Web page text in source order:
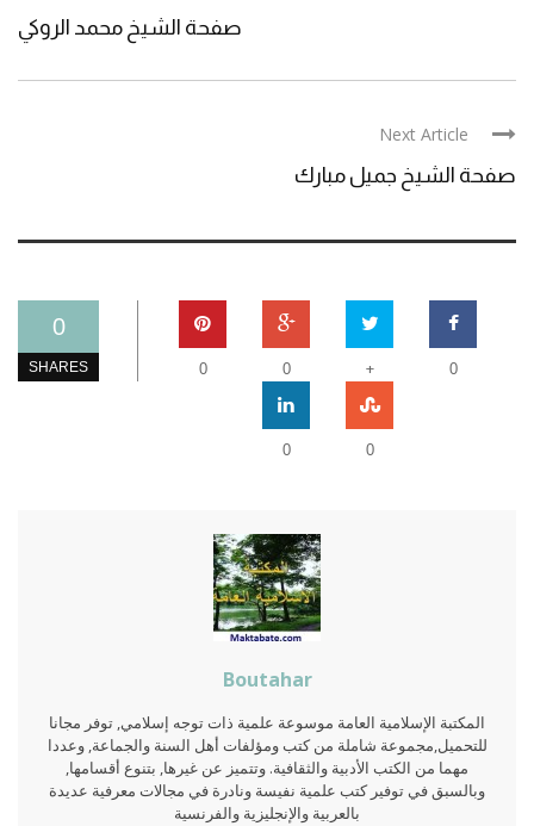
صفحة الشيخ محمد الروكي
Next Article
صفحة الشيخ جميل مبارك
0
SHARES 0
+
0
0
0
0
Boutahar
المكتبة الإسلامية العامة موسوعة علمية ذات توجه إسلامي, توفر مجانا
للتحميل,مجموعة شاملة من كتب ومؤلفات أهل السنة والجماعة, وعددا
مهما من الكتب الأدبية والثقافية. وتتميز عن غيرها, بتنوع أقسامها,
وبالسبق في توفير كتب علمية نفيسة ونادرة في مجالات معرفية عديدة
بالعربية والإنجليزية والفرنسية